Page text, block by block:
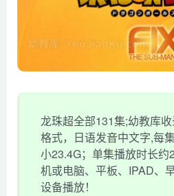
龙珠超全部131集;幼教库
格式，日语发音中文字,每
小23.4G；单集播放时长
机或电脑、平板、IPAD、
设备播放！